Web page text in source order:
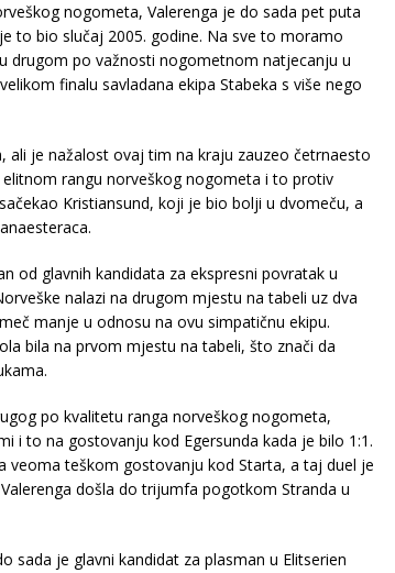
nogometa, Valerenga je do sada pet puta
to bio slučaj 2005. godine. Na sve to moramo
drugom po važnosti nogometnom natjecanju u
finalu savladana ekipa Stabeka s više nego
ali je nažalost ovaj tim na kraju zauzeo četrnaesto
rangu norveškog nogometa i to protiv
Kristiansund, koji je bio bolji u dvomeču, a
od glavnih kandidata za ekspresni povratak u
nalazi na drugom mjestu na tabeli uz dva
manje u odnosu na ovu simpatičnu ekipu.
bila na prvom mjestu na tabeli, što znači da
po kvalitetu ranga norveškog nogometa,
i to na gostovanju kod Egersunda kada je bilo 1:1.
veoma teškom gostovanju kod Starta, a taj duel je
došla do trijumfa pogotkom Stranda u
sada je glavni kandidat za plasman u Elitserien